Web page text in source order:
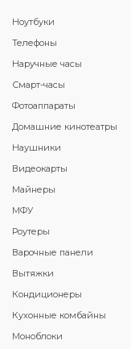
Ноутбуки
Телефоны
Наручные часы
Смарт-часы
Фотоаппараты
Домашние кинотеатры
Наушники
Видеокарты
Майнеры
МФУ
Роутеры
Варочные панели
Вытяжки
Кондиционеры
Кухонные комбайны
Моноблоки